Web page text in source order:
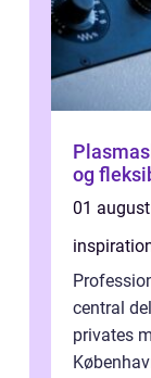
og
01
central
privates